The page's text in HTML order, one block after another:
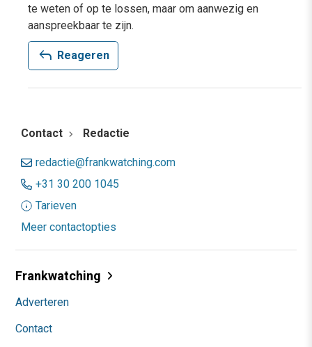
te weten of op te lossen, maar om aanwezig en
aanspreekbaar te zijn.
reply Reageren
Contact Redactie
redactie@frankwatching.com
+31 30 200 1045
Tarieven
Meer contactopties
Frankwatching
Adverteren
Contact